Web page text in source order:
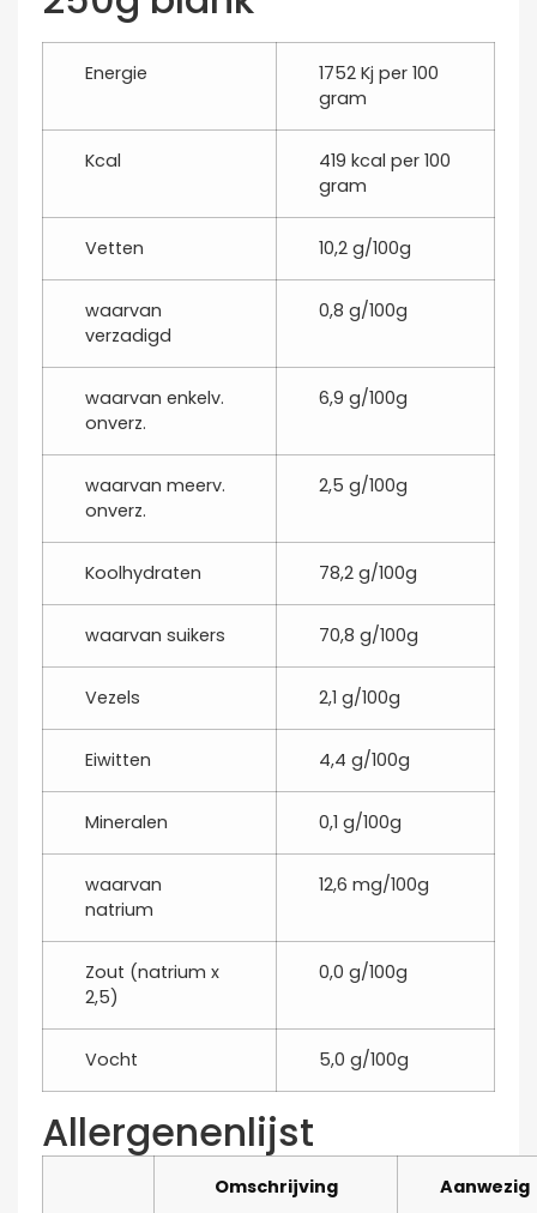
Energie 1752 Kj per 100
gram
Kcal 419 kcal per 100
gram
Vetten 10,2 g/100g
waarvan
verzadigd
0,8 g/100g
waarvan enkelv.
onverz.
6,9 g/100g
waarvan meerv.
onverz.
2,5 g/100g
Koolhydraten 78,2 g/100g
waarvan suikers 70,8 g/100g
Vezels 2,1 g/100g
Eiwitten 4,4 g/100g
Mineralen 0,1 g/100g
waarvan
natrium
12,6 mg/100g
Zout (natrium x
2,5)
0,0 g/100g
Vocht 5,0 g/100g
Allergenenlijst
Omschrijving Aanwezig